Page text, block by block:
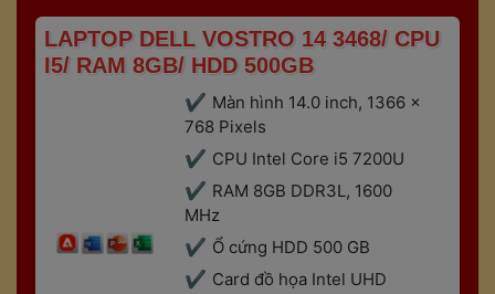
LAPTOP DELL VOSTRO 14 3468/ CPU
I5/ RAM 8GB/ HDD 500GB
Màn hình 14.0 inch, 1366 x
768 Pixels
CPU Intel Core i5 7200U
RAM 8GB DDR3L, 1600
MHz
Ổ cứng HDD 500 GB
Card đồ họa Intel UHD